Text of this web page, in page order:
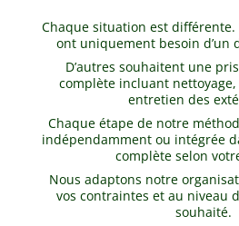
Chaque situation est différente.
ont uniquement besoin d’un
D’autres souhaitent une
complète incluant
entretien des
Chaque étape de notre
indépendamment ou intégrée
complète selon
Nous adaptons notre
vos contraintes et au niveau
souhaité.